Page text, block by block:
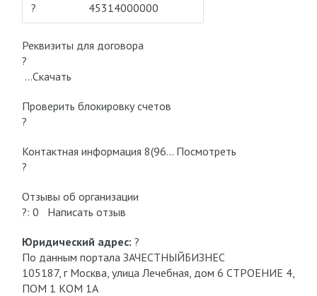
?
45314000000
Реквизиты для договора
?
…Скачать
Проверить блокировку cчетов
?
Контактная информация 8(96… Посмотреть
?
Отзывы об организации
?: 0 Написать отзыв
Юридический адрес: ?
По данным портала ЗАЧЕСТНЫЙБИЗНЕС
105187, г Москва, улица Лечебная, дом 6 СТРОЕНИЕ 4,
ПОМ 1 КОМ 1А